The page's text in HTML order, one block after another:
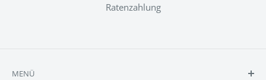
Ratenzahlung
MENÜ